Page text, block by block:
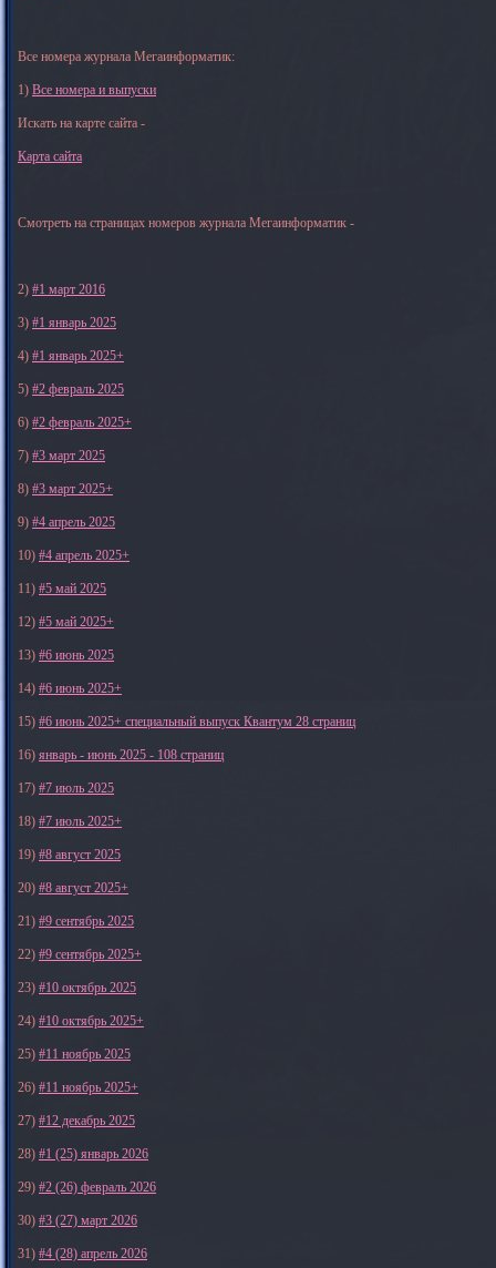
Все номера журнала Мегаинформатик:
1) Все номера и выпуски
Искать на карте сайта -
Карта сайта
Смотреть на страницах номеров журнала Мегаинформатик -
2) #1 март 2016
3) #1 январь 2025
4) #1 январь 2025+
5) #2 февраль 2025
6) #2 февраль 2025+
7) #3 март 2025
8) #3 март 2025+
9) #4 апрель 2025
10) #4 апрель 2025+
11) #5 май 2025
12) #5 май 2025+
13) #6 июнь 2025
14) #6 июнь 2025+
15) #6 июнь 2025+ специальный выпуск Квантум 28 страниц
16) январь - июнь 2025 - 108 страниц
17) #7 июль 2025
18) #7 июль 2025+
19) #8 август 2025
20) #8 август 2025+
21) #9 сентябрь 2025
22) #9 сентябрь 2025+
23) #10 октябрь 2025
24) #10 октябрь 2025+
25) #11 ноябрь 2025
26) #11 ноябрь 2025+
27) #12 декабрь 2025
28) #1 (25) январь 2026
29) #2 (26) февраль 2026
30) #3 (27) март 2026
31) #4 (28) апрель 2026